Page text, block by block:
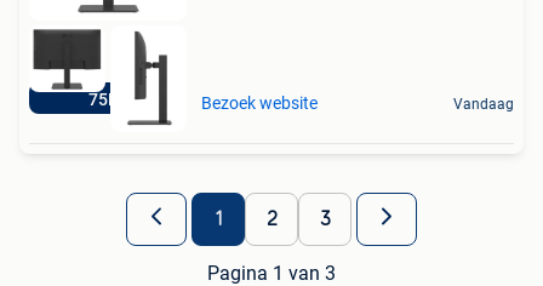
75Hz Bezoek website Vandaag
1 2 3
Pagina 1 van 3